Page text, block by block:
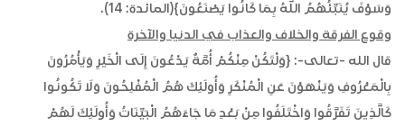
وَسَوْفَ يُنَبِّئُهُمُ اللَّهُ بِمَا كَانُوا يَصْنَعُونَ}(المائدة: 14).
وقوع الفرقة والخلاف والعذاب في الدنيا والآخرة
قال الله -تعالى-: {وَلْتَكُنْ مِنْكُمْ أُمَّةٌ يَدْعُونَ إِلَى الْخَيْرِ وَيَأْمُرُونَ
بِالْمَعْرُوفِ وَيَنْهَوْنَ عَنِ الْمُنْكَرِ وَأُولَئِكَ هُمُ الْمُفْلِحُونَ وَلَا تَكُونُوا
كَالَّذِينَ تَفَرَّقُوا وَاخْتَلَفُوا مِنْ بَعْدِ مَا جَاءَهُمُ الْبَيِّنَاتُ وَأُولَئِكَ لَهُمْ